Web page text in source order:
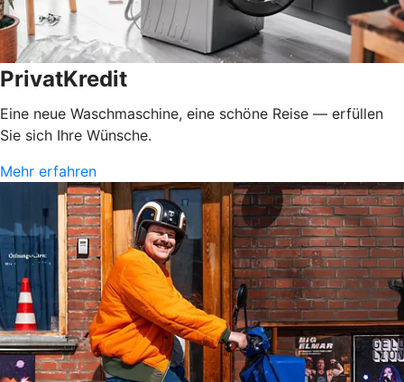
PrivatKredit
Eine neue Waschmaschine, eine schöne Reise — erfüllen
Sie sich Ihre Wünsche.
Mehr erfahren